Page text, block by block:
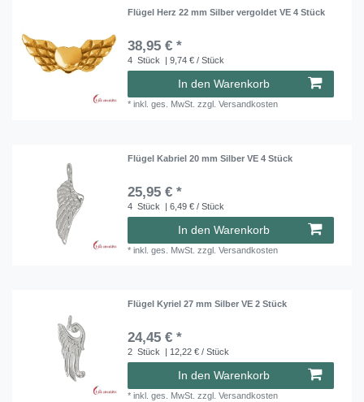
Flügel Herz 22 mm Silber vergoldet VE 4 Stück
38,95 € *
4 Stück | 9,74 € / Stück
In den Warenkorb
*inkl. ges. MwSt. zzgl.Versandkosten
Flügel Kabriel 20 mm Silber VE 4 Stück
25,95 € *
4 Stück | 6,49 € / Stück
In den Warenkorb
*inkl. ges. MwSt. zzgl.Versandkosten
Flügel Kyriel 27 mm Silber VE 2 Stück
24,45 € *
2 Stück | 12,22 € / Stück
In den Warenkorb
*inkl. ges. MwSt. zzgl.Versandkosten